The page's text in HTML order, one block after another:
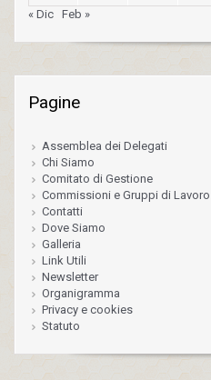
« Dic Feb »
Pagine
Assemblea dei Delegati
Chi Siamo
Comitato di Gestione
Commissioni e Gruppi di Lavoro
Contatti
Dove Siamo
Galleria
Link Utili
Newsletter
Organigramma
Privacy e cookies
Statuto